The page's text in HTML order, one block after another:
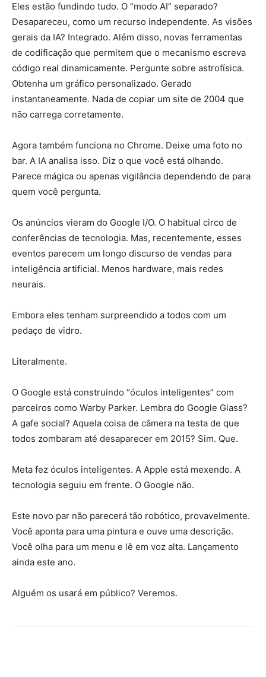
Eles estão fundindo tudo. O “modo AI” separado?
Desapareceu, como um recurso independente. As visões
gerais da IA? Integrado. Além disso, novas ferramentas
de codificação que permitem que o mecanismo escreva
código real dinamicamente. Pergunte sobre astrofísica.
Obtenha um gráfico personalizado. Gerado
instantaneamente. Nada de copiar um site de 2004 que
não carrega corretamente.
Agora também funciona no Chrome. Deixe uma foto no
bar. A IA analisa isso. Diz o que você está olhando.
Parece mágica ou apenas vigilância dependendo de para
quem você pergunta.
Os anúncios vieram do Google I/O. O habitual circo de
conferências de tecnologia. Mas, recentemente, esses
eventos parecem um longo discurso de vendas para
inteligência artificial. Menos hardware, mais redes
neurais.
Embora eles tenham surpreendido a todos com um
pedaço de vidro.
Literalmente.
O Google está construindo “óculos inteligentes” com
parceiros como Warby Parker. Lembra do Google Glass?
A gafe social? Aquela coisa de câmera na testa de que
todos zombaram até desaparecer em 2015? Sim. Que.
Meta fez óculos inteligentes. A Apple está mexendo. A
tecnologia seguiu em frente. O Google não.
Este novo par não parecerá tão robótico, provavelmente.
Você aponta para uma pintura e ouve uma descrição.
Você olha para um menu e lê em voz alta. Lançamento
ainda este ano.
Alguém os usará em público? Veremos.